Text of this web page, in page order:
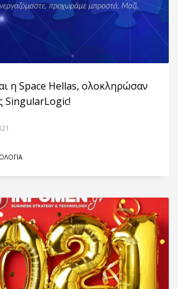
η Space Hellas, ολοκληρώσαν
SingularLogic!